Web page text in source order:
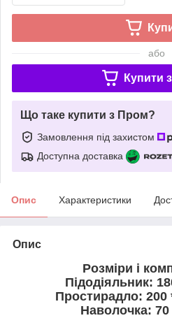
або
Купити з
Що таке купити з Пром?
Замовлення під захистом
Доступна доставка
Опис Характеристики
Опис
Розміри і
Підодіяльник:
Простирадло: 200
Наволочка: